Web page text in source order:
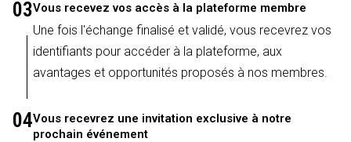
03Vous recevez vos accès à la plateforme membre
Une fois l'échange finalisé et validé, vous recevrez vos
identifiants pour accéder à la plateforme, aux
avantages et opportunités proposés à nos membres.
04Vous recevrez une invitation exclusive à notre
prochain événement